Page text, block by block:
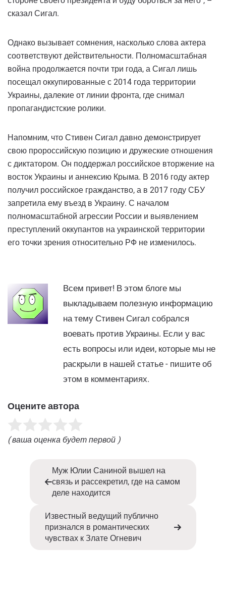
сказал Сигал.
Однако вызывает сомнения, насколько слова актера
соответствуют действительности. Полномасштабная
война продолжается почти три года, а Сигал лишь
посещал оккупированные с 2014 года территории
Украины, далекие от линии фронта, где снимал
пропагандистские ролики.
Напомним, что Стивен Сигал давно демонстрирует
свою пророссийскую позицию и дружеские отношения
с диктатором. Он поддержал российское вторжение на
восток Украины и аннексию Крыма. В 2016 году актер
получил российское гражданство, а в 2017 году СБУ
запретила ему въезд в Украину. С началом
полномасштабной агрессии России и выявлением
преступлений оккупантов на украинской территории
его точки зрения относительно РФ не изменилось.
Всем привет! В этом блоге мы
выкладываем полезную информацию
на тему Стивен Сигал собрался
воевать против Украины. Если у вас
есть вопросы или идеи, которые мы не
раскрыли в нашей статье - пишите об
этом в комментариях.
Оцените автора
( ваша оценка будет первой )
Муж Юлии Саниной вышел на
связь и рассекретил, где на самом
деле находится
Известный ведущий публично
признался в романтических
чувствах к Злате Огневич